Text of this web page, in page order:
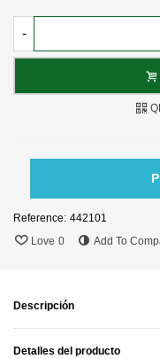
-
Reference: 442101
Love 0 Add To
Descripción
Detalles del producto